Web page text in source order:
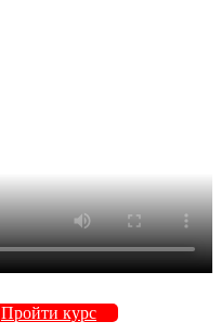
Пройти курс